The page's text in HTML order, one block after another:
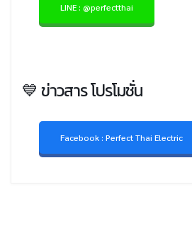
LINE : @perfectthai
💙 ข่าวสาร โปรโมชั่น
Facebook : Perfect Thai Electric